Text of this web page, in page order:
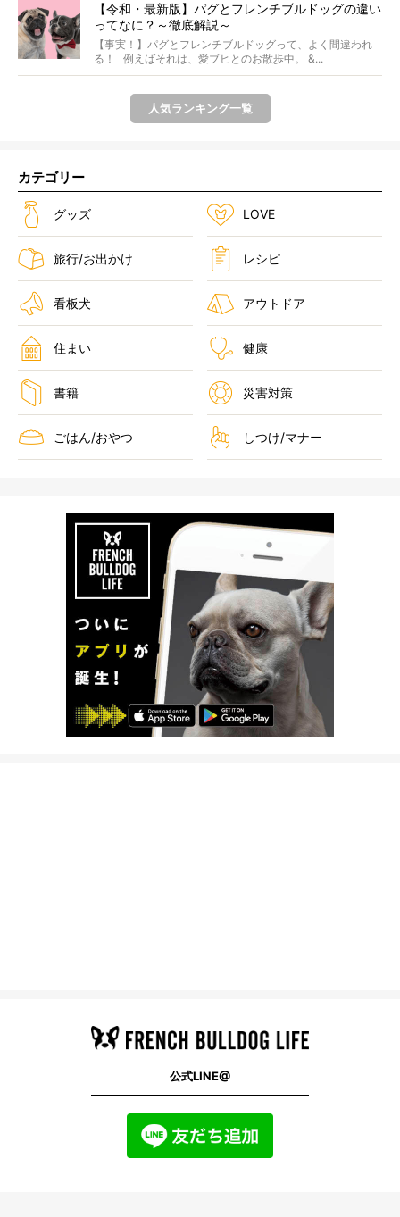
【令和・最新版】パグとフレンチブルドッグの違い
ってなに？～徹底解説～
【事実！】パグとフレンチブルドッグって、よく間違われ
る！ 例えばそれは、愛ブヒとのお散歩中。 &...
人気ランキング一覧
カテゴリー
グッズ LOVE
旅行/お出かけ レシピ
看板犬 アウトドア
住まい 健康
書籍 災害対策
ごはん/おやつ しつけ/マナー
公式LINE@